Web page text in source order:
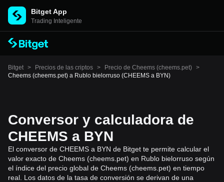
Bitget App
Trading Inteligente
Bitget > Precios de las criptos > Precio de Cheems (cheems.pet) >
Cheems (cheems.pet) a Rublo bielorruso (CHEEMS a BYN)
Conversor y calculadora de
CHEEMS a BYN
El conversor de CHEEMS a BYN de Bitget te permite calcular el
valor exacto de Cheems (cheems.pet) en Rublo bielorruso según
el índice del precio global de Cheems (cheems.pet) en tiempo
real. Los datos de la tasa de conversión se derivan de una